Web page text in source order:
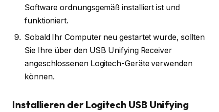
Software ordnungsgemäß installiert ist und
funktioniert.
Sobald Ihr Computer neu gestartet wurde, sollten
Sie Ihre über den USB Unifying Receiver
angeschlossenen Logitech-Geräte verwenden
können.
Installieren der Logitech USB Unifying